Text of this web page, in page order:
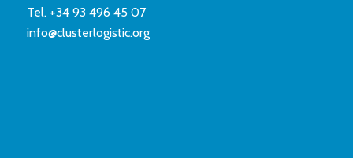
Tel. +34 93 496 45 07
info@clusterlogistic.org